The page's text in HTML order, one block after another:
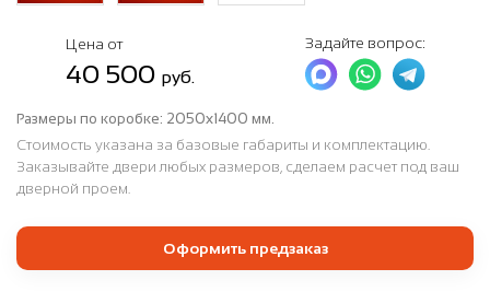
Цена от
40 500 руб.
Задайте вопрос:
Размеры по коробке: 2050х1400 мм.
Стоимость указана за базовые габариты и комплектацию.
Заказывайте двери любых размеров, сделаем расчет под ваш
дверной проем.
Оформить предзаказ